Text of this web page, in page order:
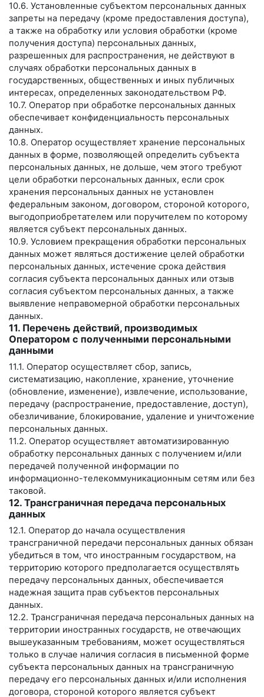
10.6. Установленные субъектом персональных данных
запреты на передачу (кроме предоставления доступа),
а также на обработку или условия обработки (кроме
получения доступа) персональных данных,
разрешенных для распространения, не действуют в
случаях обработки персональных данных в
государственных, общественных и иных публичных
интересах, определенных законодательством РФ.
10.7. Оператор при обработке персональных данных
обеспечивает конфиденциальность персональных
данных.
10.8. Оператор осуществляет хранение персональных
данных в форме, позволяющей определить субъекта
персональных данных, не дольше, чем этого требуют
цели обработки персональных данных, если срок
хранения персональных данных не установлен
федеральным законом, договором, стороной которого,
выгодоприобретателем или поручителем по которому
является субъект персональных данных.
10.9. Условием прекращения обработки персональных
данных может являться достижение целей обработки
персональных данных, истечение срока действия
согласия субъекта персональных данных или отзыв
согласия субъектом персональных данных, а также
выявление неправомерной обработки персональных
данных.
11. Перечень действий, производимых
Оператором с полученными персональными
данными
11.1. Оператор осуществляет сбор, запись,
систематизацию, накопление, хранение, уточнение
(обновление, изменение), извлечение, использование,
передачу (распространение, предоставление, доступ),
обезличивание, блокирование, удаление и уничтожение
персональных данных.
11.2. Оператор осуществляет автоматизированную
обработку персональных данных с получением и/или
передачей полученной информации по
информационно-телекоммуникационным сетям или без
таковой.
12. Трансграничная передача персональных
данных
12.1. Оператор до начала осуществления
трансграничной передачи персональных данных обязан
убедиться в том, что иностранным государством, на
территорию которого предполагается осуществлять
передачу персональных данных, обеспечивается
надежная защита прав субъектов персональных
данных.
12.2. Трансграничная передача персональных данных на
территории иностранных государств, не отвечающих
вышеуказанным требованиям, может осуществляться
только в случае наличия согласия в письменной форме
субъекта персональных данных на трансграничную
передачу его персональных данных и/или исполнения
договора, стороной которого является субъект